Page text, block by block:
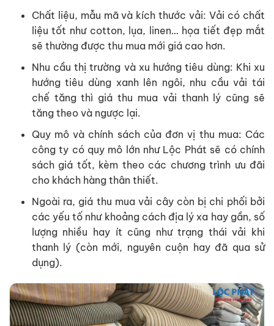
Chất liệu, mẫu mã và kích thước vải: Vải có chất
liệu tốt như cotton, lụa, linen… họa tiết đẹp mắt
sẽ thường được thu mua mới giá cao hơn.
Nhu cầu thị trường và xu hướng tiêu dùng: Khi xu
hướng tiêu dùng xanh lên ngôi, nhu cầu vải tái
chế tăng thì giá thu mua vải thanh lý cũng sẽ
tăng theo và ngược lại.
Quy mô và chính sách của đơn vị thu mua: Các
công ty có quy mô lớn như Lộc Phát sẽ có chính
sách giá tốt, kèm theo các chương trình ưu đãi
cho khách hàng thân thiết.
Ngoài ra, giá thu mua vải cây còn bị chi phối bởi
các yếu tố như khoảng cách địa lý xa hay gần, số
lượng nhiều hay ít cũng như trạng thái vải khi
thanh lý (còn mới, nguyên cuộn hay đã qua sử
dụng).